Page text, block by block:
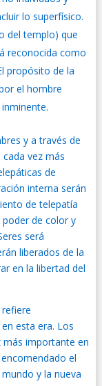
lo superfísico.
del templo) que
reconocida como
propósito de la
el hombre
y a través de
vez más
de
interna serán
de telepatía
de color y
será
liberados de la
en la libertad del
esta era. Los
más importante en
el
y la nueva